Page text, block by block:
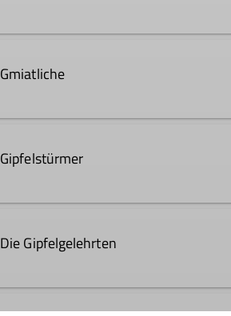
Gmiatliche
besonders Schönes zu sehen
Gipfelstürmer
Die Gipfelgelehrten
Wir sind eine wilde Sammlung